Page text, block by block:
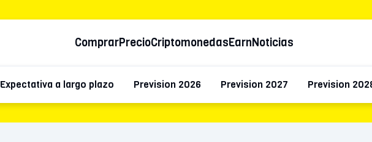
ComprarPrecioCriptomonedasEarnNoticias
Expectativa a largo plazo Prevision 2026 Prevision 2027 Prevision